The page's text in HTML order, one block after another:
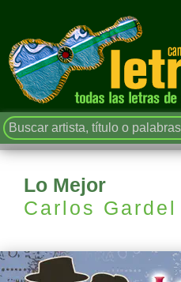
Lo Mejor
Carlos Gardel